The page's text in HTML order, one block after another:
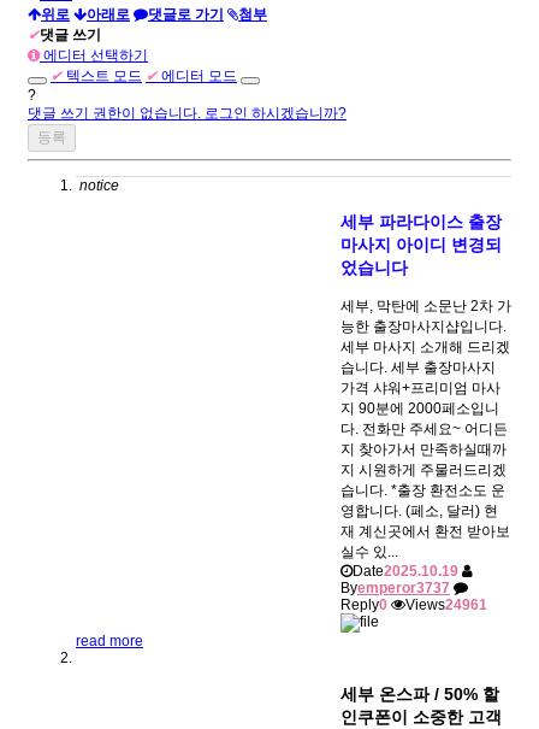
위로
아래로 댓글로 가기
첨부
✔댓글 쓰기
에디터 선택하기
✔ 텍스트 모드 ✔에디터 모드
?
댓글 쓰기 권한이 없습니다. 로그인 하시겠습니까?
notice
세부 파라다이스 출장
마사지 아이디 변경되
었습니다
세부, 막탄에 소문난 2차 가
능한 출장마사지샵입니다.
세부 마사지 소개해 드리겠
습니다. 세부 출장마사지
가격 샤워+프리미엄 마사
지 90분에 2000페소입니
다. 전화만 주세요~ 어디든
지 찾아가서 만족하실때까
지 시원하게 주물러드리겠
습니다. *출장 환전소도 운
영합니다. (페소, 달러) 현
재 계신곳에서 환전 받아보
실수 있...
Date2025.10.19
Byemperor3737
Reply0 Views24961
read more
세부 온스파 / 50% 할
인쿠폰이 소중한 고객